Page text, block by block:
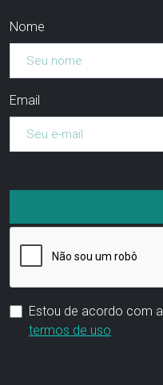
Nome
Email
Estou de acordo com a
termos de uso